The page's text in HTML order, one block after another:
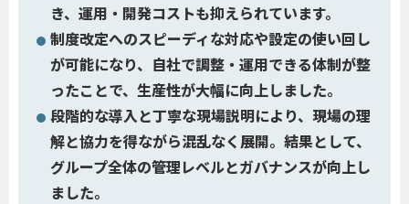
き、運用・開発コストも抑えられています。
制度改定へのスピーディな対応や設定の使い回し
が可能になり、自社で調整・運用できる体制が整
ったことで、生産性が大幅に向上しました。
段階的な導入と丁寧な現場説明により、現場の理
解と協力を得ながら混乱なく展開。結果として、
グループ全体の管理レベルとガバナンスが向上し
ました。